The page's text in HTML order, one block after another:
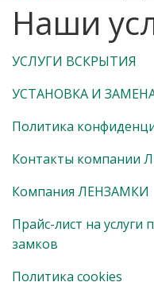
Наши
УСЛУГИ ВСКРЫТИЯ
УСТАНОВКА И
Политика
Контакты компании
Компания ЛЕНЗАМКИ
Прайс-лист на
замков
Политика cookies